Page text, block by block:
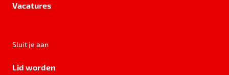
Vacatures
Sluit je aan
Lid worden